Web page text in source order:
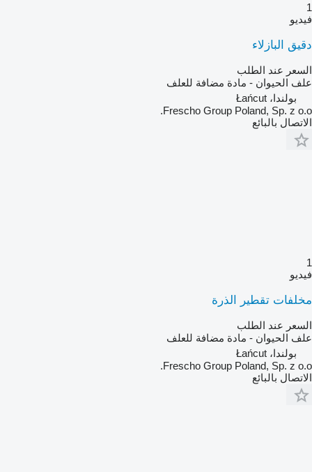
1
فيديو
دقيق البازلاء
السعر عند الطلب
علف الحيوان - مادة مضافة للعلف
بولندا، Łańcut
Frescho Group Poland, Sp. z o.o.
الاتصال بالبائع
1
فيديو
مخلفات تقطير الذرة
السعر عند الطلب
علف الحيوان - مادة مضافة للعلف
بولندا، Łańcut
Frescho Group Poland, Sp. z o.o.
الاتصال بالبائع